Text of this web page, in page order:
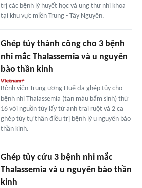
trị các bệnh lý huyết học và ung thư nhi khoa
tại khu vực miền Trung - Tây Nguyên.
Ghép tủy thành công cho 3 bệnh
nhi mắc Thalassemia và u nguyên
bào thần kinh
Bệnh viện Trung ương Huế đã ghép tủy cho
bệnh nhi Thalassemia (tan máu bẩm sinh) thứ
16 với nguồn tủy lấy từ anh trai ruột và 2 ca
ghép tủy tự thân điều trị bệnh lý u nguyên bào
thần kinh.
Ghép tủy cứu 3 bệnh nhi mắc
Thalassemia và u nguyên bào thần
kinh